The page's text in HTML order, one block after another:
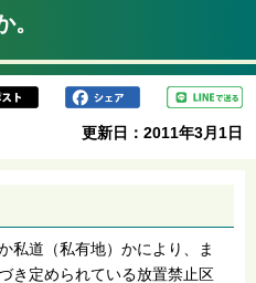
。
更新日：2011年3月1日
私道（私有地）かにより、ま
き定められている放置禁止区